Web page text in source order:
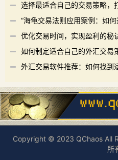
选择最适合自己的交易策略，
“海龟交易法则应用案例：如
优化交易时间，实现盈利的秘
如何制定适合自己的外汇交易
外汇交易软件推荐：如何找到
Copyright © 2023 QChaos All
所